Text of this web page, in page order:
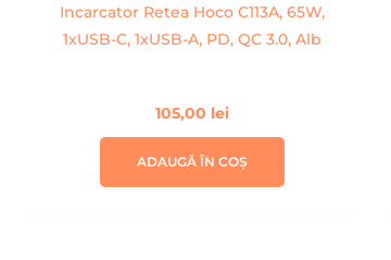
Incarcator Retea Hoco C113A, 65W,
1xUSB-C, 1xUSB-A, PD, QC 3.0, Alb
105,00 lei
ADAUGĂ ÎN COȘ